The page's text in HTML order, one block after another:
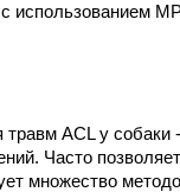
использованием
ACL у собаки
Часто
множество